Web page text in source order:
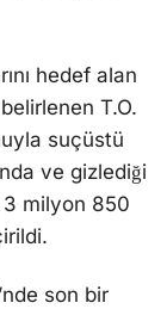
hedef alan
belirlenen T.O.
suçüstü
ve gizlediği
3 milyon 850
son bir